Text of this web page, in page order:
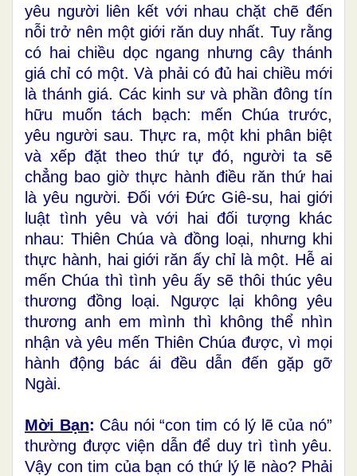
yêu người liên kết với nhau chặt chẽ đến
nỗi trở nên một giới răn duy nhất. Tuy rằng
có hai chiều dọc ngang nhưng cây thánh
giá chỉ có một. Và phải có đủ hai chiều mới
là thánh giá. Các kinh sư và phần đông tín
hữu muốn tách bạch: mến Chúa trước,
yêu người sau. Thực ra, một khi phân biệt
và xếp đặt theo thứ tự đó, người ta sẽ
chẳng bao giờ thực hành điều răn thứ hai
là yêu người. Đối với Đức Giê-su, hai giới
luật tình yêu và với hai đối tượng khác
nhau: Thiên Chúa và đồng loại, nhưng khi
thực hành, hai giới răn ấy chỉ là một. Hễ ai
mến Chúa thì tình yêu ấy sẽ thôi thúc yêu
thương đồng loại. Ngược lại không yêu
thương anh em mình thì không thể nhìn
nhận và yêu mến Thiên Chúa được, vì mọi
hành động bác ái đều dẫn đến gặp gỡ
Ngài.
Mời Bạn: Câu nói “con tim có lý lẽ của nó”
thường được viện dẫn để duy trì tình yêu.
Vậy con tim của bạn có thứ lý lẽ nào? Phải